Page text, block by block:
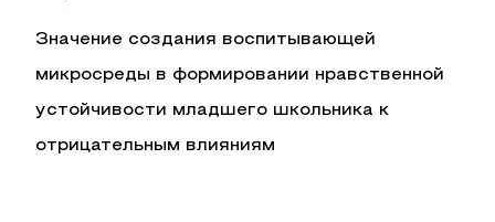
Значение создания воспитывающей
микросреды в формировании нравственной
устойчивости младшего школьника к
отрицательным влияниям